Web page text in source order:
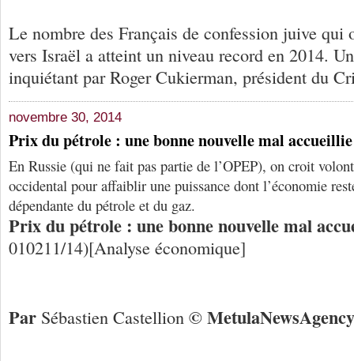
Le nombre des Français de confession juive qui
vers Israël a atteint un niveau record en 2014.
inquiétant par Roger Cukierman, président du
novembre 30, 2014
Prix du pétrole : une bonne nouvelle mal accueillie
En Russie (qui ne fait pas partie de l’OPEP), on croit
occidental pour affaiblir une puissance dont l’économie
dépendante du pétrole et du gaz.
Prix du pétrole : une bonne nouvelle mal
010211/14)[Analyse économique]
Par Sébastien Castellion © MetulaNewsAgency